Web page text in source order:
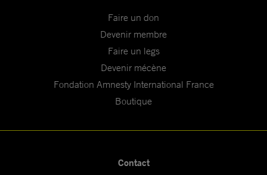
Faire un don
Devenir membre
Faire un legs
Devenir mécène
Fondation Amnesty International France
Boutique
Contact